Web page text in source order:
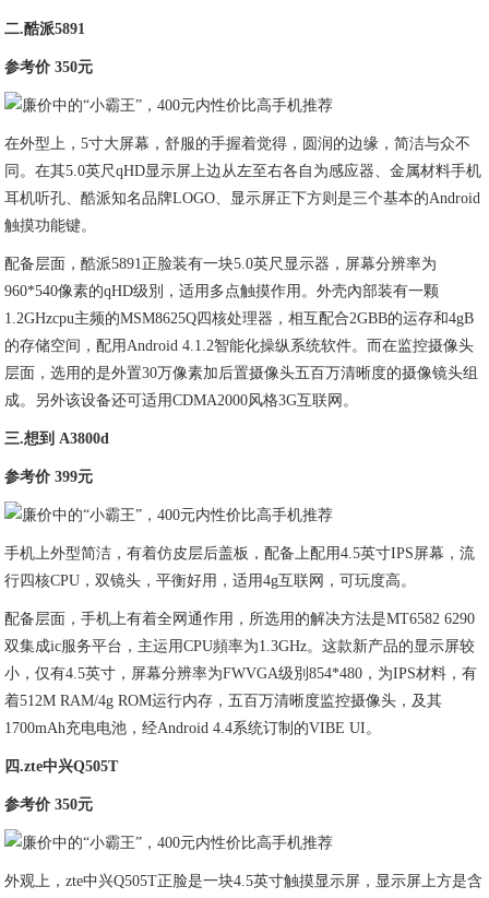
二.酷派5891
参考价 350元
在外型上，5寸大屏幕，舒服的手握着觉得，圆润的边缘，简洁与众不
同。在其5.0英尺qHD显示屏上边从左至右各自为感应器、金属材料手机
耳机听孔、酷派知名品牌LOGO、显示屏正下方则是三个基本的Android
触摸功能键。
配备层面，酷派5891正脸装有一块5.0英尺显示器，屏幕分辨率为
960*540像素的qHD级別，适用多点触摸作用。外壳內部装有一颗
1.2GHzcpu主频的MSM8625Q四核处理器，相互配合2GBB的运存和4gB
的存储空间，配用Android 4.1.2智能化操纵系统软件。而在监控摄像头
层面，选用的是外置30万像素加后置摄像头五百万清晰度的摄像镜头组
成。另外该设备还可适用CDMA2000风格3G互联网。
三.想到 A3800d
参考价 399元
手机上外型简洁，有着仿皮层后盖板，配备上配用4.5英寸IPS屏幕，流
行四核CPU，双镜头，平衡好用，适用4g互联网，可玩度高。
配备层面，手机上有着全网通作用，所选用的解决方法是MT6582 6290
双集成ic服务平台，主运用CPU頻率为1.3GHz。这款新产品的显示屏较
小，仅有4.5英寸，屏幕分辨率为FWVGA级別854*480，为IPS材料，有
着512M RAM/4g ROM运行内存，五百万清晰度监控摄像头，及其
1700mAh充电电池，经Android 4.4系统订制的VIBE UI。
四.zte中兴Q505T
参考价 350元
外观上，zte中兴Q505T正脸是一块4.5英寸触摸显示屏，显示屏上方是含